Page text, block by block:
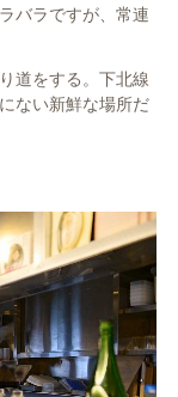
バラですが、常連
道をする。下北線
ない新鮮な場所だ